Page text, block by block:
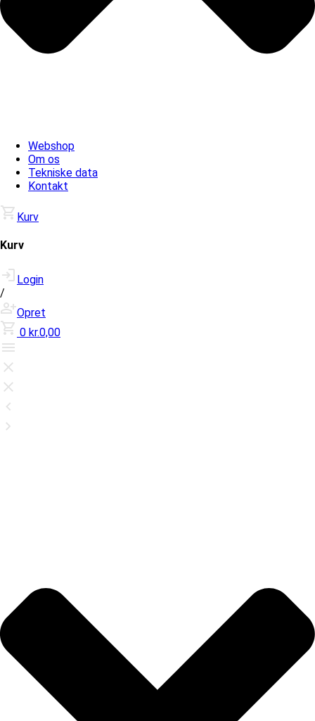
Webshop
Om os
Tekniske data
Kontakt
Kurv
Kurv
Login
/
Opret
0 kr.0,00